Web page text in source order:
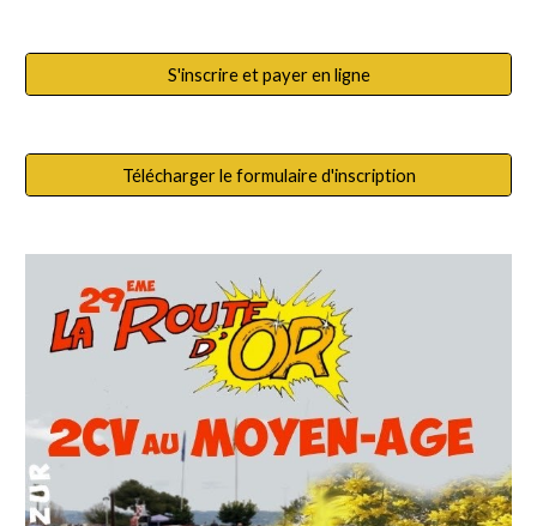
S'inscrire et payer en ligne
Télécharger le formulaire d'inscription